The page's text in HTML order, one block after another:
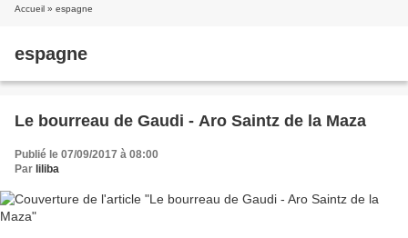
Accueil » espagne
espagne
Le bourreau de Gaudi - Aro Saintz de la Maza
Publié le 07/09/2017 à 08:00
Par liliba